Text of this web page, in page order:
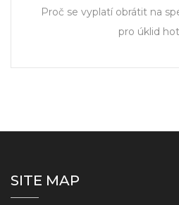
Proč se vyplatí obrátit na
pro úklid
SITE MAP